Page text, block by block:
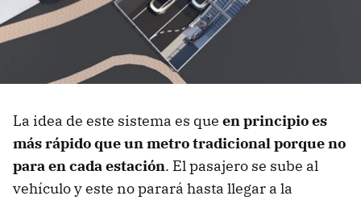
La idea de este sistema es que en principio es
más rápido que un metro tradicional porque no
para en cada estación. El pasajero se sube al
vehículo y este no parará hasta llegar a la